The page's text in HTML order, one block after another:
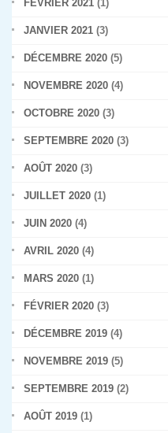
FÉVRIER 2021 (1)
JANVIER 2021 (3)
DÉCEMBRE 2020 (5)
NOVEMBRE 2020 (4)
OCTOBRE 2020 (3)
SEPTEMBRE 2020 (3)
AOÛT 2020 (3)
JUILLET 2020 (1)
JUIN 2020 (4)
AVRIL 2020 (4)
MARS 2020 (1)
FÉVRIER 2020 (3)
DÉCEMBRE 2019 (4)
NOVEMBRE 2019 (5)
SEPTEMBRE 2019 (2)
AOÛT 2019 (1)